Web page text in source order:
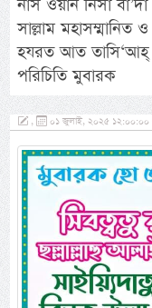
নাস ওয়ান নিসা
সাল্লাম মহাসম্মানিত
হযরত আত তাসি‘আহ্
পরিচিতি মুবারক
, ০১ জুলাই, ২০২৫ ১২:০০:০০